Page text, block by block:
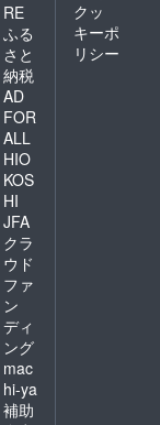
RE
ふる
さと
納税
AD
FOR
ALL
HIO
KOS
HI
JFA
クラ
ウド
ファ
ン
ディ
ング
mac
hi-ya
補助
クッ
キーポ
リシー